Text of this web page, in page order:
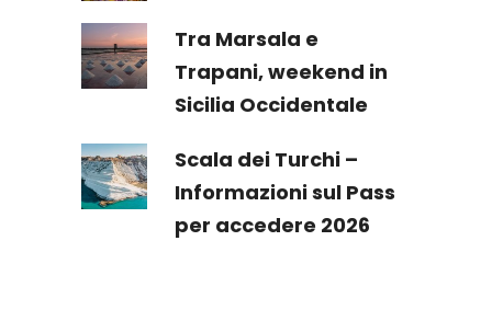
Tra Marsala e
Trapani, weekend in
Sicilia Occidentale
Scala dei Turchi –
Informazioni sul Pass
per accedere 2026